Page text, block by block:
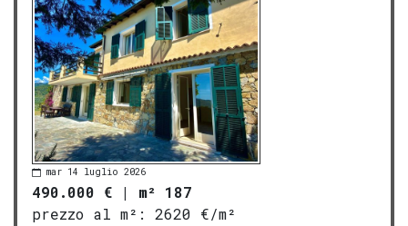
mar 14 luglio 2026
490.000 € | m² 187
prezzo al m²:
2620 €/m²